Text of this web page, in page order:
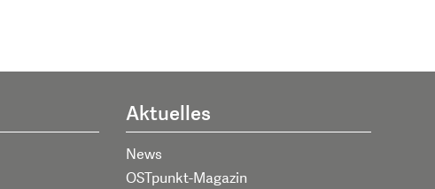
Aktuelles
News
OSTpunkt-Magazin